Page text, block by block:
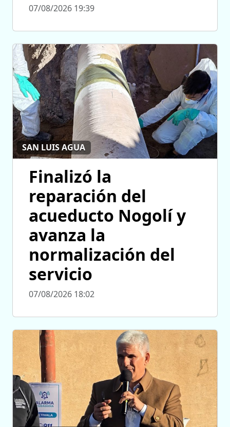
07/08/2026 19:39
SAN LUIS AGUA
Finalizó la
reparación del
acueducto Nogolí y
avanza la
normalización del
servicio
07/08/2026 18:02